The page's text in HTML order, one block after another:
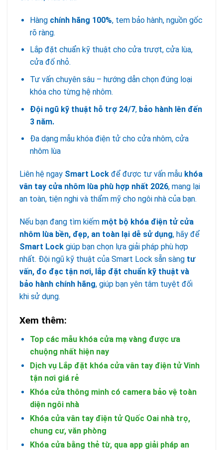
Hàng chính hãng 100%, tem bảo hành, nguồn gốc
rõ ràng.
Lắp đặt chuẩn kỹ thuật cho cửa trượt, cửa lùa,
cửa đố nhỏ.
Tư vấn chuyên sâu – hướng dẫn chọn đúng loại
khóa cho từng hệ nhôm.
Đội ngũ kỹ thuật hỗ trợ 24/7, bảo hành lên đến
3 năm.
Đa dạng mẫu khóa điện tử cho cửa nhôm, cửa
nhôm lùa
Liên hệ ngay Smart Lock để được tư vấn mẫu khóa
vân tay cửa nhôm lùa phù hợp nhất 2026, mang lại
an toàn, tiện nghi và thẩm mỹ cho ngôi nhà của bạn.
Nếu bạn đang tìm kiếm một bộ khóa điện tử cửa
nhôm lùa bền, đẹp, an toàn lại dễ sử dụng, hãy để
Smart Lock giúp bạn chọn lựa giải pháp phù hợp
nhất. Đội ngũ kỹ thuật của Smart Lock sẵn sàng tư
vấn, đo đạc tận nơi, lắp đặt chuẩn kỹ thuật và
bảo hành chính hãng, giúp bạn yên tâm tuyệt đối
khi sử dụng.
Xem thêm:
Top các mẫu khóa cửa mạ vàng được ưa
chuộng nhất hiện nay
Dịch vụ Lắp đặt khóa cửa vân tay điện tử Vinh
tận nơi giá rẻ
Khóa cửa thông minh có camera bảo vệ toàn
diện ngôi nhà
Khóa cửa vân tay điện tử Quốc Oai nhà trọ,
chung cư, văn phòng
Khóa cửa bằng thẻ từ, qua app giải pháp an